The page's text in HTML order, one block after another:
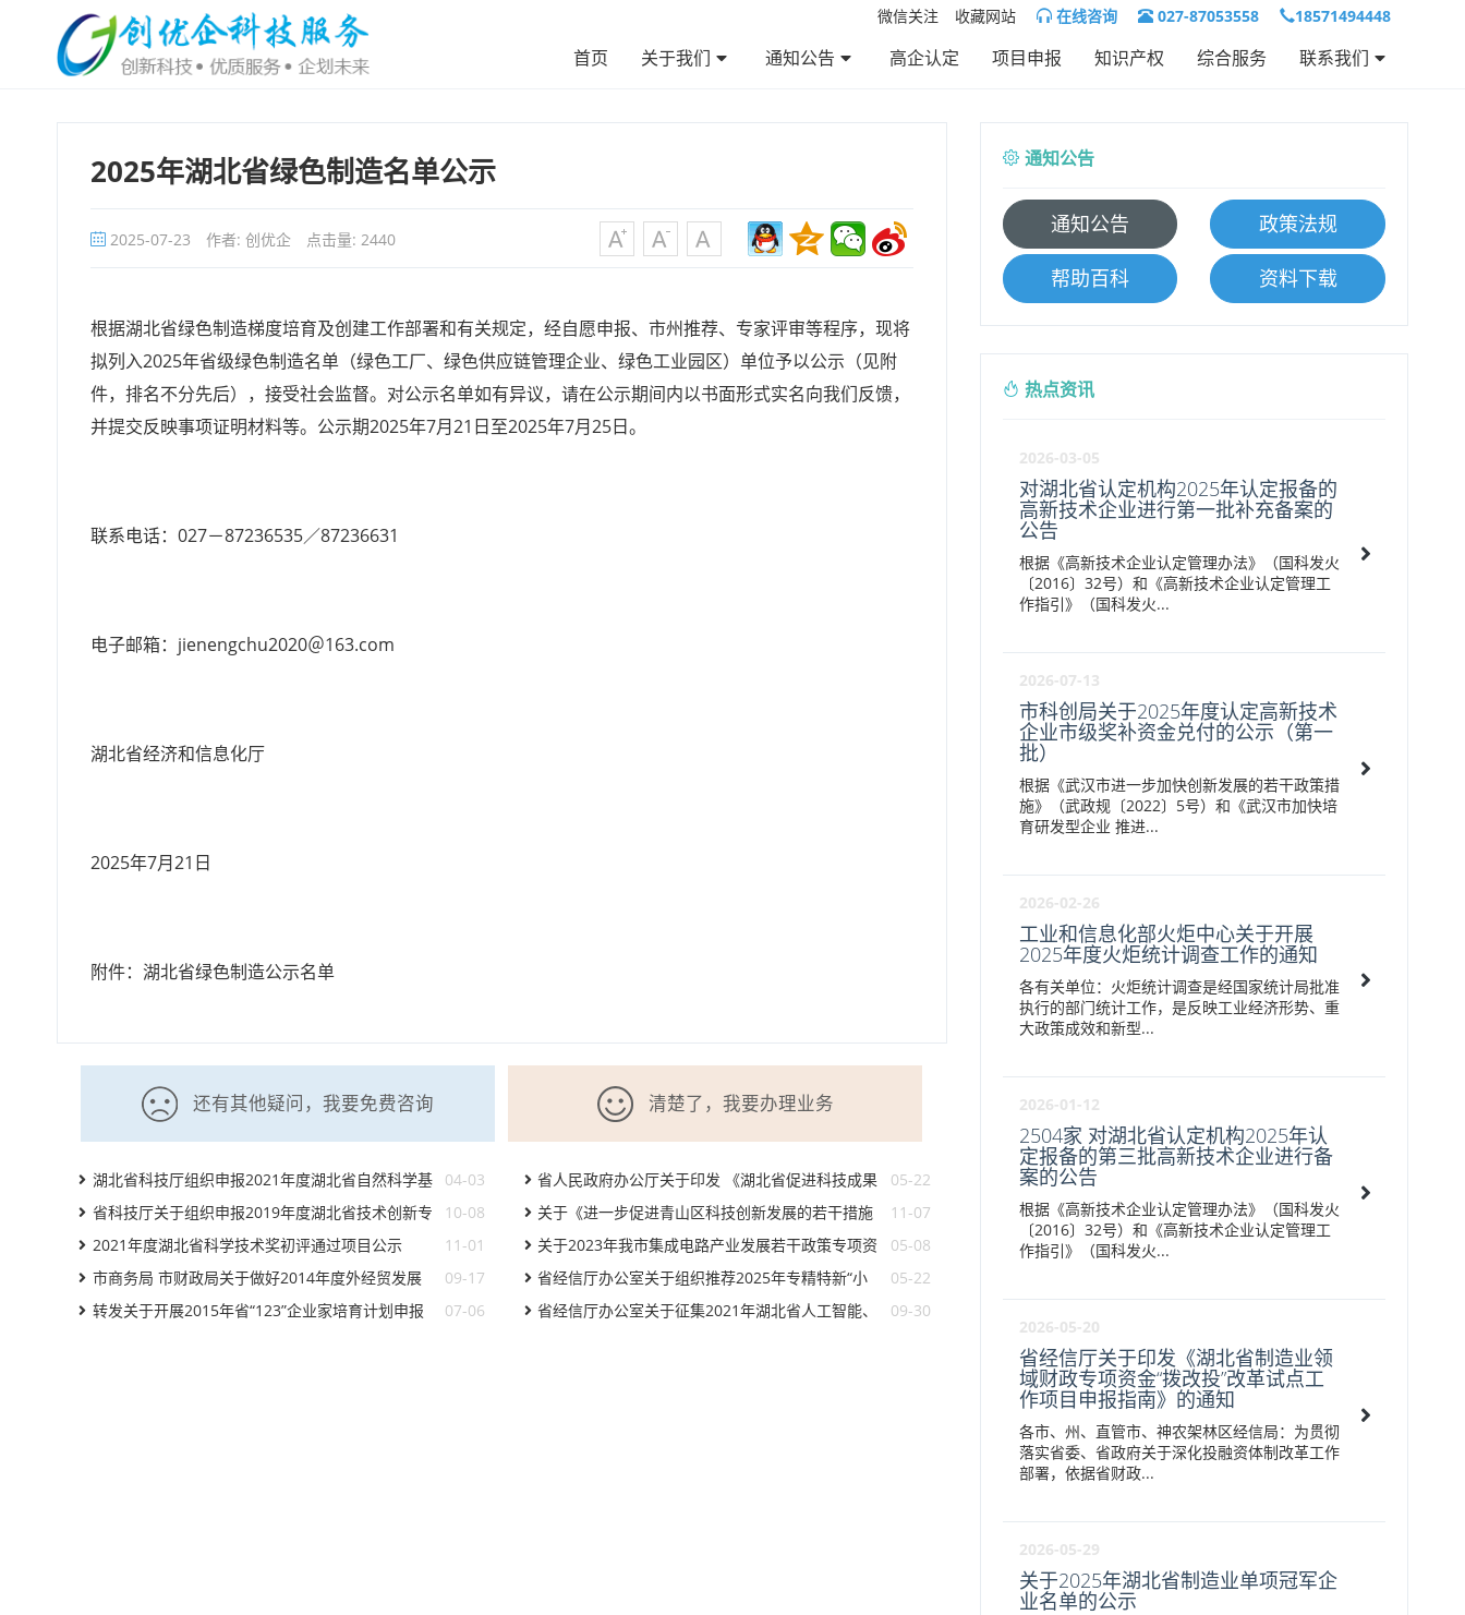
微信关注 收藏网站 在线咨询 027-87053558 18571494448
首页 关于我们 通知公告 高企认定 项目申报 知识产权 综合服务 联系我们
2025年湖北省绿色制造名单公示
2025-07-23 作者: 创优企 点击量: 2440
根据湖北省绿色制造梯度培育及创建工作部署和有关规定，经自愿申报、市州推荐、专家评审等程序，现将
拟列入2025年省级绿色制造名单（绿色工厂、绿色供应链管理企业、绿色工业园区）单位予以公示（见附
件，排名不分先后），接受社会监督。对公示名单如有异议，请在公示期间内以书面形式实名向我们反馈，
并提交反映事项证明材料等。公示期2025年7月21日至2025年7月25日。
联系电话：027－87236535／87236631
电子邮箱：jienengchu2020＠163.com
湖北省经济和信息化厅
2025年7月21日
附件： 湖北省绿色制造公示名单
还有其他疑问，我要免费咨询 清楚了，我要办理业务
湖北省科技厅组织申报2021年度湖北省自然科学基
金计划项目
04-03
省人民政府办公厅关于印发 《湖北省促进科技成果
转化行动方案 （2024-2026年）》的通知
05-22
省科技厅关于组织申报2019年度湖北省技术创新专
项(对外科技合作类)项目的通知
10-08
关于《进一步促进青山区科技创新发展的若干措施
（征求意见稿）》征求意见的公告
11-07
2021年度湖北省科学技术奖初评通过项目公示
11-01
关于2023年我市集成电路产业发展若干政策专项资
金预安排情况的公示
05-08
市商务局 市财政局关于做好2014年度外经贸发展
促进资金申报及管理工作的通知（武
09-17
省经信厅办公室关于组织推荐2025年专精特新“小
巨人”企业认定和复核工作的通知
05-22
转发关于开展2015年省“123”企业家培育计划申报
07-06
省经信厅办公室关于征集2021年湖北省人工智能、
09-30
通知公告
通知公告 政策法规
帮助百科 资料下载
热点资讯
2026-03-05
对湖北省认定机构2025年认定报备的
高新技术企业进行第一批补充备案的
公告
根据《高新技术企业认定管理办法》（国科发火
〔2016〕32号）和《高新技术企业认定管理工
作指引》（国科发火...
2026-07-13
市科创局关于2025年度认定高新技术
企业市级奖补资金兑付的公示（第一
批）
根据《武汉市进一步加快创新发展的若干政策措
施》（武政规〔2022〕5号）和《武汉市加快培
育研发型企业 推进...
2026-02-26
工业和信息化部火炬中心关于开展
2025年度火炬统计调查工作的通知
各有关单位：火炬统计调查是经国家统计局批准
执行的部门统计工作，是反映工业经济形势、重
大政策成效和新型...
2026-01-12
2504家 对湖北省认定机构2025年认
定报备的第三批高新技术企业进行备
案的公告
根据《高新技术企业认定管理办法》（国科发火
〔2016〕32号）和《高新技术企业认定管理工
作指引》（国科发火...
2026-05-20
省经信厅关于印发《湖北省制造业领
域财政专项资金“拨改投”改革试点工
作项目申报指南》的通知
各市、州、直管市、神农架林区经信局：为贯彻
落实省委、省政府关于深化投融资体制改革工作
部署，依据省财政...
2026-05-29
关于2025年湖北省制造业单项冠军企
业名单的公示